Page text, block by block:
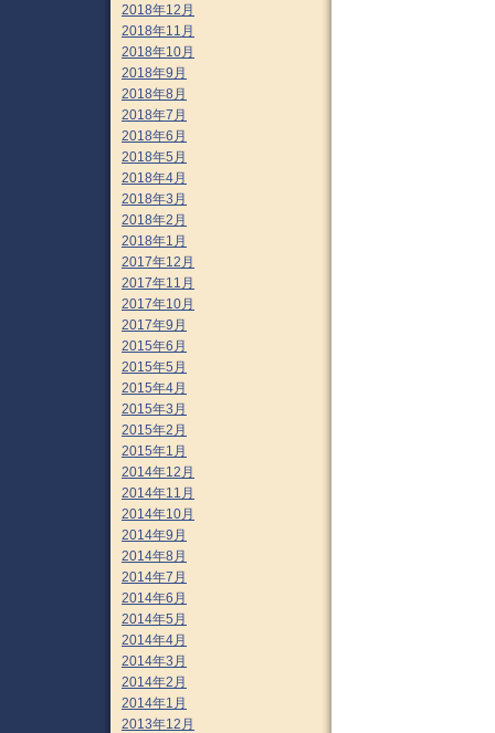
2018年12月
2018年11月
2018年10月
2018年9月
2018年8月
2018年7月
2018年6月
2018年5月
2018年4月
2018年3月
2018年2月
2018年1月
2017年12月
2017年11月
2017年10月
2017年9月
2015年6月
2015年5月
2015年4月
2015年3月
2015年2月
2015年1月
2014年12月
2014年11月
2014年10月
2014年9月
2014年8月
2014年7月
2014年6月
2014年5月
2014年4月
2014年3月
2014年2月
2014年1月
2013年12月